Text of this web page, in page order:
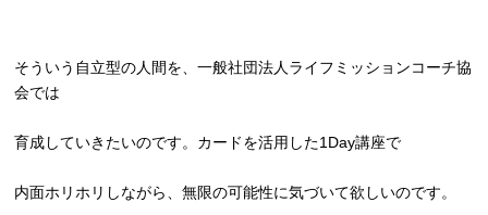
そういう自立型の人間を、一般社団法人ライフミッションコーチ協
会では
育成していきたいのです。カードを活用した1Day講座で
内面ホリホリしながら、無限の可能性に気づいて欲しいのです。